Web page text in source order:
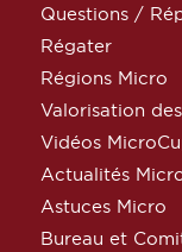
Questions /
Régater
Régions Micro
Valorisation
Vidéos
Actualités
Astuces Micro
Bureau et